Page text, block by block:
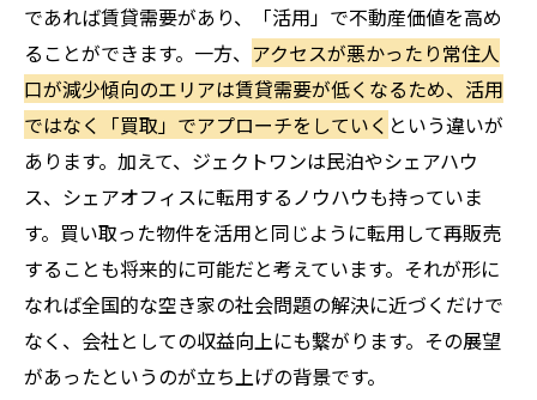
であれば賃貸需要があり、「活用」で不動産価値を高め
ることができます。一方、 アクセスが悪かったり常住人
口が減少傾向のエリアは賃貸需要が低くなるため、活用
ではなく「買取」でアプローチをしていく という違いが
あります。加えて、ジェクトワンは民泊やシェアハウ
ス、シェアオフィスに転用するノウハウも持っていま
す。買い取った物件を活用と同じように転用して再販売
することも将来的に可能だと考えています。それが形に
なれば全国的な空き家の社会問題の解決に近づくだけで
なく、会社としての収益向上にも繋がります。その展望
があったというのが立ち上げの背景です。